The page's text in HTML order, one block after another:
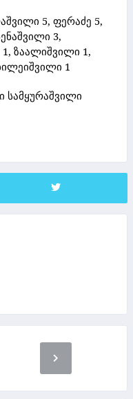
5, ფერაძე 5,
3,
ზაალიშვილი 1,
1
სამყურაშვილი